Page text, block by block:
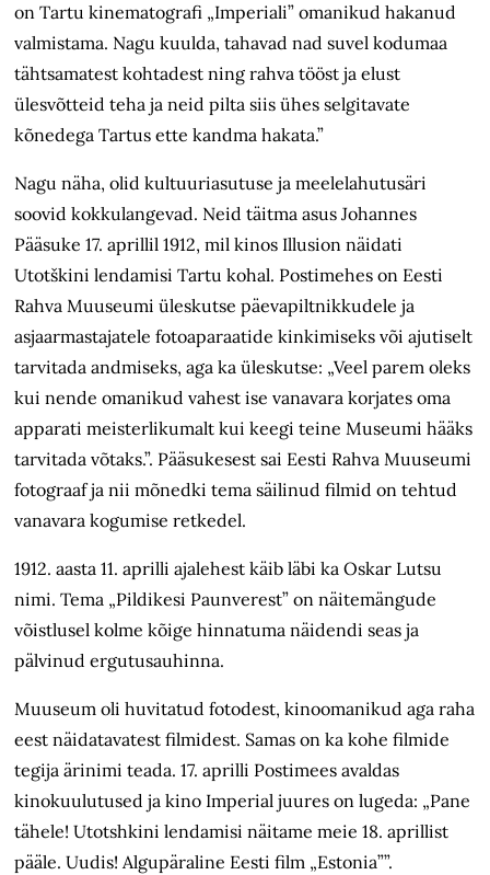
on Tartu kinematografi „Imperiali” omanikud hakanud
valmistama. Nagu kuulda, tahavad nad suvel kodumaa
tähtsamatest kohtadest ning rahva tööst ja elust
ülesvõtteid teha ja neid pilta siis ühes selgitavate
kõnedega Tartus ette kandma hakata.”
Nagu näha, olid kultuuriasutuse ja meelelahutusäri
soovid kokkulangevad. Neid täitma asus Johannes
Pääsuke 17. aprillil 1912, mil kinos Illusion näidati
Utotškini lendamisi Tartu kohal. Postimehes on Eesti
Rahva Muuseumi üleskutse päevapiltnikkudele ja
asjaarmastajatele fotoaparaatide kinkimiseks või ajutiselt
tarvitada andmiseks, aga ka üleskutse: „Veel parem oleks
kui nende omanikud vahest ise vanavara korjates oma
apparati meisterlikumalt kui keegi teine Museumi hääks
tarvitada võtaks.”. Pääsukesest sai Eesti Rahva Muuseumi
fotograaf ja nii mõnedki tema säilinud filmid on tehtud
vanavara kogumise retkedel.
1912. aasta 11. aprilli ajalehest käib läbi ka Oskar Lutsu
nimi. Tema „Pildikesi Paunverest” on näitemängude
võistlusel kolme kõige hinnatuma näidendi seas ja
pälvinud ergutusauhinna.
Muuseum oli huvitatud fotodest, kinoomanikud aga raha
eest näidatavatest filmidest. Samas on ka kohe filmide
tegija ärinimi teada. 17. aprilli Postimees avaldas
kinokuulutused ja kino Imperial juures on lugeda: „Pane
tähele! Utotshkini lendamisi näitame meie 18. aprillist
pääle. Uudis! Algupäraline Eesti film „Estonia””.